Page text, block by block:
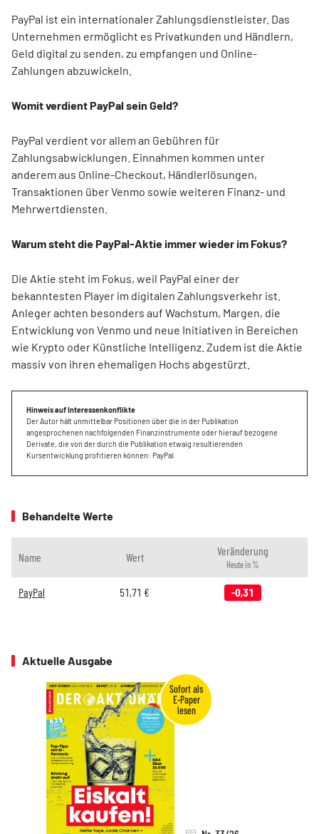
PayPal ist ein internationaler Zahlungsdienstleister. Das
Unternehmen ermöglicht es Privatkunden und Händlern,
Geld digital zu senden, zu empfangen und Online-
Zahlungen abzuwickeln.
Womit verdient PayPal sein Geld?
PayPal verdient vor allem an Gebühren für
Zahlungsabwicklungen. Einnahmen kommen unter
anderem aus Online-Checkout, Händlerlösungen,
Transaktionen über Venmo sowie weiteren Finanz- und
Mehrwertdiensten.
Warum steht die PayPal-Aktie immer wieder im Fokus?
Die Aktie steht im Fokus, weil PayPal einer der
bekanntesten Player im digitalen Zahlungsverkehr ist.
Anleger achten besonders auf Wachstum, Margen, die
Entwicklung von Venmo und neue Initiativen in Bereichen
wie Krypto oder Künstliche Intelligenz. Zudem ist die Aktie
massiv von ihren ehemaligen Hochs abgestürzt.
Hinweis auf Interessenkonflikte
Der Autor hält unmittelbar Positionen über die in der Publikation
angesprochenen nachfolgenden Finanzinstrumente oder hierauf bezogene
Derivate, die von der durch die Publikation etwaig resultierenden
Kursentwicklung profitieren können: PayPal.
Behandelte Werte
Name Wert Veränderung
Heute in %
PayPal 51,71 € -0,31
Aktuelle Ausgabe